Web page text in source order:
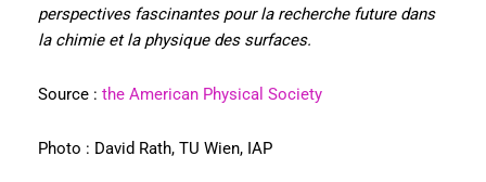
perspectives fascinantes pour la recherche future dans
la chimie et la physique des surfaces.
Source : the American Physical Society
Photo : David Rath, TU Wien, IAP